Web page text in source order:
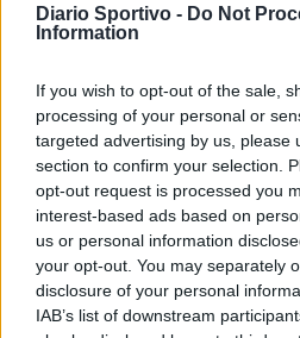
Diario Sportivo - Do Not
Information
If you wish to opt-out of the sale,
processing of your personal or
targeted advertising by us, please
section to confirm your selection.
opt-out request is processed you
interest-based ads based on
us or personal information
your opt-out. You may separately
disclosure of your personal
IAB’s list of downstream
Il Buddusò in mani sicure
Con l'apertura dei tesseramenti dei
inizia ufficialmente la stagione 2026-
Promozione girone B arrivano anche
Coppa Italia: gli
finale con i derby
Macomer
5 Ago 2026
Colpo dell'Uta
Serra, tripletta